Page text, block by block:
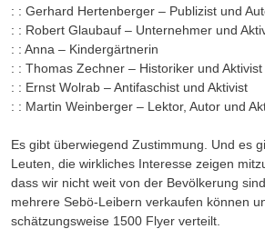
: : Gerhard Hertenberger – Publizist und
: : Robert Glaubauf – Unternehmer und
: : Anna – Kindergärtnerin
: : Thomas Zechner – Historiker und Aktivist
: : Ernst Wolrab – Antifaschist und Aktivist
: : Martin Weinberger – Lektor, Autor und
Es gibt überwiegend Zustimmung. Und es
Leuten, die wirkliches Interesse zeigen
dass wir nicht weit von der Bevölkerung
mehrere Sebö-Leibern verkaufen können
schätzungsweise 1500 Flyer verteilt.